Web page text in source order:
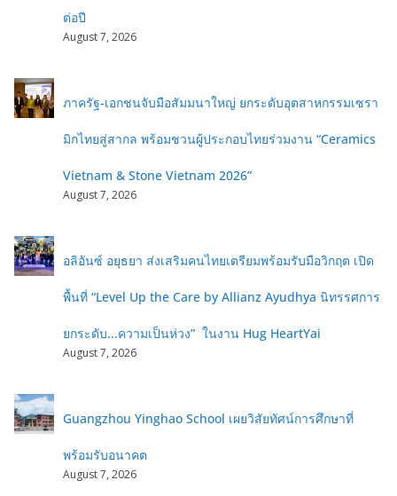
ต่อปี
August 7, 2026
ภาครัฐ-เอกชนจับมือสัมมนาใหญ่ ยกระดับอุตสาหกรรมเซรา
มิกไทยสู่สากล พร้อมชวนผู้ประกอบไทยร่วมงาน “Ceramics
Vietnam & Stone Vietnam 2026”
August 7, 2026
อลิอันซ์ อยุธยา ส่งเสริมคนไทยเตรียมพร้อมรับมือวิกฤต เปิด
พื้นที่ “Level Up the Care by Allianz Ayudhya นิทรรศการ
ยกระดับ...ความเป็นห่วง” ในงาน Hug HeartYai
August 7, 2026
Guangzhou Yinghao School เผยวิสัยทัศน์การศึกษาที่
พร้อมรับอนาคต
August 7, 2026